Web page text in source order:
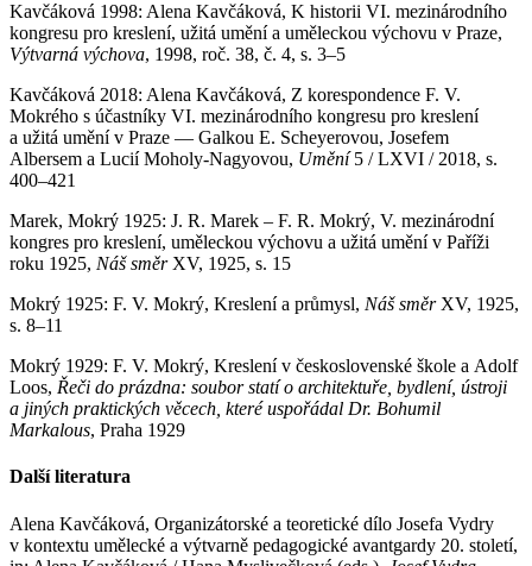
Kavčáková 1998: Alena Kavčáková, K historii VI. mezinárodního
kongresu pro kreslení, užitá umění a uměleckou výchovu v Praze,
Výtvarná výchova, 1998, roč. 38, č. 4, s. 3–5
Kavčáková 2018: Alena Kavčáková, Z korespondence F. V.
Mokrého s účastníky VI. mezinárodního kongresu pro kreslení
a užitá umění v Praze — Galkou E. Scheyerovou, Josefem
Albersem a Lucií Moholy-Nagyovou, Umění5 / LXVI / 2018, s.
400–421
Marek, Mokrý 1925: J. R. Marek – F. R. Mokrý, V. mezinárodní
kongres pro kreslení, uměleckou výchovu a užitá umění v Paříži
roku 1925, Náš směrXV, 1925, s. 15
Mokrý 1925: F. V. Mokrý, Kreslení a průmysl, Náš směrXV, 1925,
s. 8–11
Mokrý 1929: F. V. Mokrý, Kreslení v československé škole a Adolf
Loos, Řeči do prázdna: soubor statí o architektuře, bydlení, ústroji
a jiných praktických věcech, které uspořádal Dr. Bohumil
Markalous, Praha 1929
Další literatura
Alena Kavčáková, Organizátorské a teoretické dílo Josefa Vydry
v kontextu umělecké a výtvarně pedagogické avantgardy 20. století,